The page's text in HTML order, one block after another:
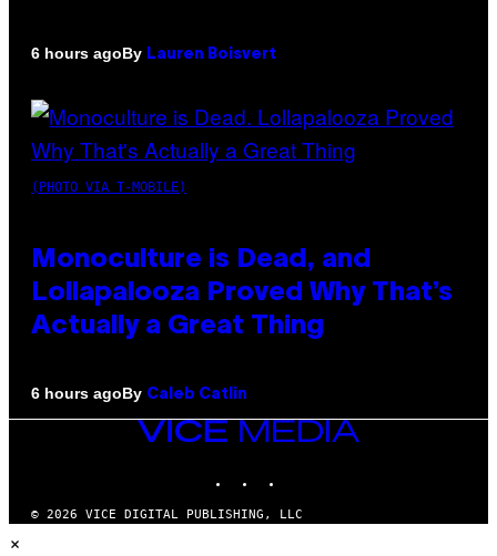
6 hours agoBy Lauren Boisvert
(PHOTO VIA T-MOBILE)
Monoculture is Dead, and
Lollapalooza Proved Why That’s
Actually a Great Thing
6 hours agoBy Caleb Catlin
VICE
MEDIA
© 2026 VICE DIGITAL PUBLISHING, LLC
×